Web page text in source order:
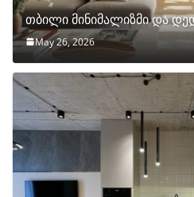
თბილი მინიმალიზმი და
May 26, 2026